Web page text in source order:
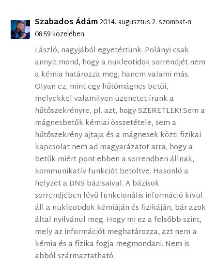
Szabados Ádám2014. augusztus 2. szombat-n
08:59 közelében
László, nagyjából egyetértünk. Polányi csak
annyit mond, hogy a nukleotidok sorrendjét nem
a kémia határozza meg, hanem valami más.
Olyan ez, mint egy hűtőmágnes betűi,
melyekkel valamilyen üzenetet írunk a
hűtőszekrényre, pl. azt, hogy SZERETLEK! Sem a
mágnesbetűk kémiai összetétele, sem a
hűtőszekrény ajtaja és a mágnesek közti fizikai
kapcsolat nem ad magyarázatot arra, hogy a
betűk miért pont ebben a sorrendben állnak,
kommunikatív funkciót betöltve. Hasonló a
helyzet a DNS bázisaival. A bázisok
sorrendjében lévő funkcionális információ kívül
áll a nukleotidok kémiáján és fizikáján, bár azok
által nyilvánul meg. Hogy mi ez a felsőbb szint,
mely az információt meghatározza, azt nem a
kémia és a fizika fogja megmondani. Nem is
abból származtatható.